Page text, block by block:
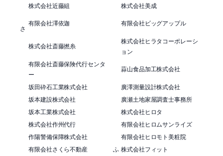
株式会社近藤組
株式会社美成
さ
有限会社澤依迦 有限会社ビッグアップル
株式会社斎藤撚糸
株式会社ヒラタコーポレーシ
ョン
有限会社斎藤保険代行センタ
ー
蒜山食品加工株式会社
坂田砕石工業株式会社
廣澤測量設計株式会社
坂本建設株式会社
廣瀬土地家屋調査士事務所
坂本工業株式会社
株式会社ヒロタ
株式会社作州代行
有限会社ヒロムサンライズ
作陽警備保障株式会社
有限会社ヒロモト美粧院
有限会社さくら不動産
ふ 株式会社フィット